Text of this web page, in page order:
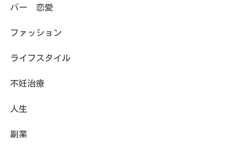
バー 恋愛
ファッション
ライフスタイル
不妊治療
人生
副業